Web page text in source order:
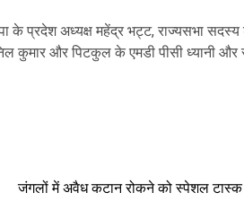
के प्रदेश अध्यक्ष महेंद्र भट्ट, राज्यसभा सदस्य
कुमार और पिटकुल के एमडी पीसी ध्यानी
जंगलों में अवैध कटान रोकने को स्पेशल टास्क